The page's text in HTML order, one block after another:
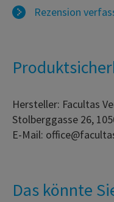
Rezension
Hersteller: Facultas
Stolberggasse 26,
E-Mail:
Das könnte